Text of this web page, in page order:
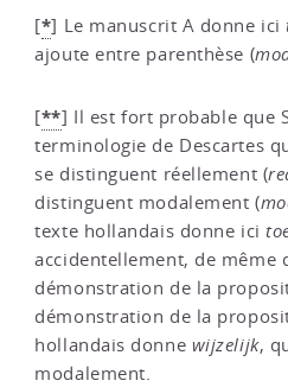
[*] Le manuscrit A donne ici
ajoute entre parenthèse (
[**] Il est fort probable que
terminologie de Descartes
se distinguent réellement (
distinguent modalement (
texte hollandais donne ici
accidentellement, de même
démonstration de la
démonstration de la
hollandais donne wijzelijk,
modalement.